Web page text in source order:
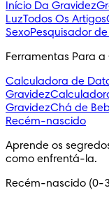
Início Da Gravidez
LuzTodos Os Artigos
SexoPesquisador
Ferramentas Para a
Calculadora de
Gravidez
GravidezChá de
Recém-nascido
Aprende os
como enfrentá-la.
Recém-nascido (0-